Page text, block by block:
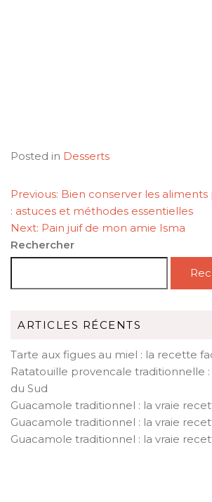
Posted in Desserts
NAVIGATION
DE
L’ARTICLE
Previous: Bien conserver les
: astuces et méthodes essentielles
Next: Pain juif de mon amie Isma
Rechercher
ARTICLES RÉCENTS
Tarte aux figues au miel : la recette
Ratatouille provencale traditionnelle
du Sud
Guacamole traditionnel : la vraie
Guacamole traditionnel : la vraie
Guacamole traditionnel : la vraie